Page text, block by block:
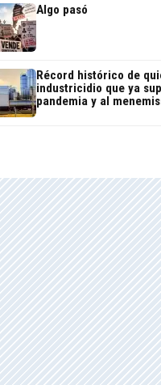
Algo pasó
Récord histórico de
industricidio que ya
pandemia y al